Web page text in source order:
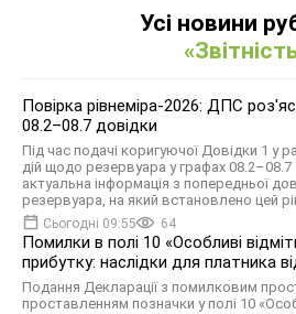
Усі новини
Повірка рівнеміра-2026: ДПС
08.2–08.7 довідки
Під час подачі коригуючої Довідки 1 у
дій щодо резервуара у графах 08.2–08.7
актуальна інформація з попередньої
резервуара, на який встановлено цей
Сьогодні 09:55 64
Помилки в полі 10 «Особливі
прибутку: наслідки для платника
Подання Декларації з помилковим
проставленням позначки у полі 10